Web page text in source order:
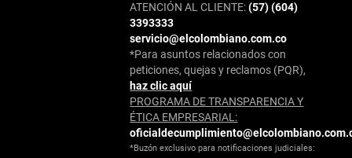
ATENCIÓN AL CLIENTE:(57) (604)
3393333
servicio@elcolombiano.com.co
*Para asuntos relacionados con
peticiones, quejas y reclamos (PQR),
haz clic aquí
PROGRAMA DE TRANSPARENCIA Y
ÉTICA EMPRESARIAL:
*Buzón exclusivo para notificaciones judiciales: